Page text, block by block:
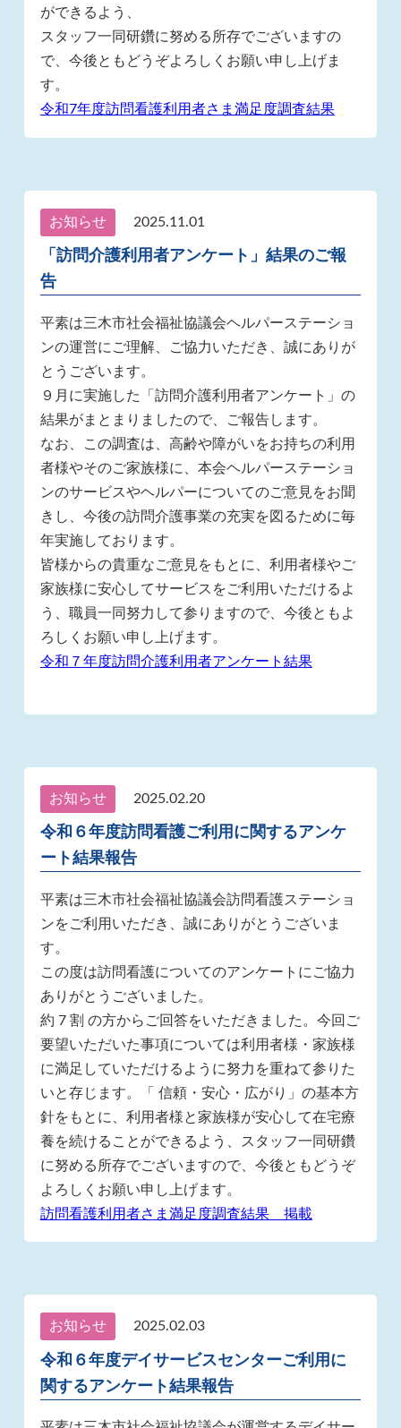
ができるよう、
スタッフ一同研鑽に努める所存でございますの
で、今後ともどうぞよろしくお願い申し上げま
す。
令和7年度訪問看護利用者さま満足度調査結果
お知らせ 2025.11.01
「訪問介護利用者アンケート」結果のご報
告
平素は三木市社会福祉協議会ヘルパーステーショ
ンの運営にご理解、ご協力いただき、誠にありが
とうございます。
９月に実施した「訪問介護利用者アンケート」の
結果がまとまりましたので、ご報告します。
なお、この調査は、高齢や障がいをお持ちの利用
者様やそのご家族様に、本会ヘルパーステーショ
ンのサービスやヘルパーについてのご意見をお聞
きし、今後の訪問介護事業の充実を図るために毎
年実施しております。
皆様からの貴重なご意見をもとに、利用者様やご
家族様に安心してサービスをご利用いただけるよ
う、職員一同努力して参りますので、今後ともよ
ろしくお願い申し上げます。
令和７年度訪問介護利用者アンケート結果
お知らせ 2025.02.20
令和６年度訪問看護ご利用に関するアンケ
ート結果報告
平素は三木市社会福祉協議会訪問看護ステーショ
ンをご利用いただき、誠にありがとうございま
す。
この度は訪問看護についてのアンケートにご協力
ありがとうございました。
約 7 割 の方からご回答をいただきました。今回ご
要望いただいた事項については利用者様・家族様
に満足していただけるように努力を重ねて参りた
いと存じます。「 信頼・安心・広がり」の基本方
針をもとに、利用者様と家族様が安心して在宅療
養を続けることができるよう、スタッフ一同研鑽
に努める所存でございますので、今後ともどうぞ
よろしくお願い申し上げます。
訪問看護利用者さま満足度調査結果 掲載
お知らせ 2025.02.03
令和６年度デイサービスセンターご利用に
関するアンケート結果報告